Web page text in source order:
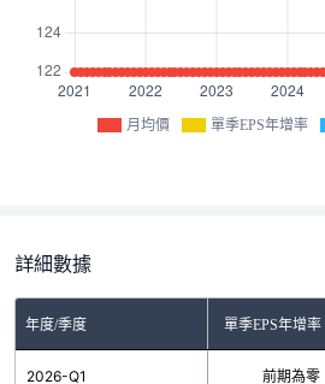
月均價 單季EPS年增率
詳細數據
年度/季度 單季EPS年增率
2026-Q1 前期為零